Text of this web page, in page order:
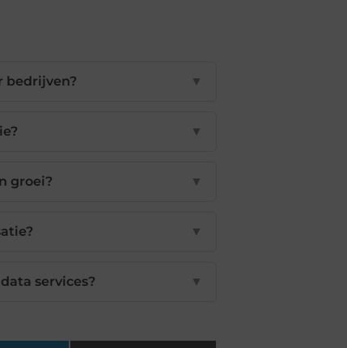
bedrijven? ▼
▼
groei? ▼
▼
services? ▼